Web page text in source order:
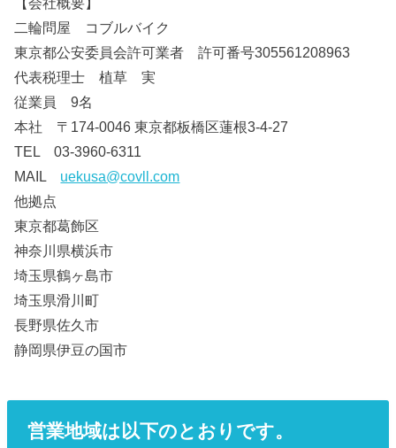
二輪問屋 コブルバイク
東京都公安委員会許可業者 許可番号305561208963
代表税理士 植草 実
従業員 9名
本社 〒174-0046 東京都板橋区蓮根3-4-27
TEL 03-3960-6311
MAIL uekusa@covll.com
他拠点
東京都葛飾区
神奈川県横浜市
埼玉県鶴ヶ島市
埼玉県滑川町
長野県佐久市
静岡県伊豆の国市
営業地域は以下のとおりです。